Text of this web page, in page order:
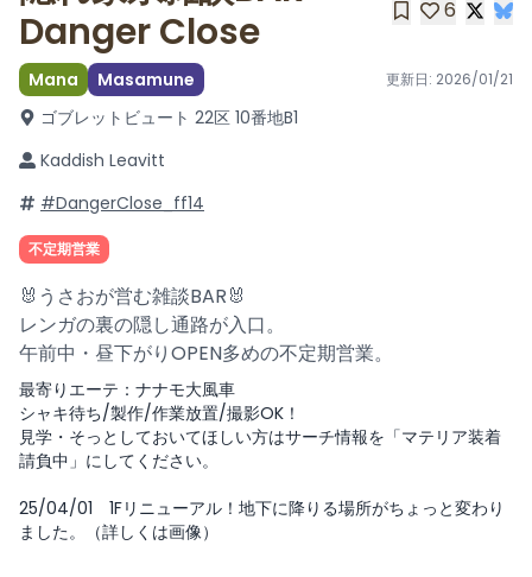
Danger Close
6
Mana Masamune 更新日: 2026/01/21
ゴブレットビュート 22区 10番地B1
Kaddish Leavitt
#DangerClose_ff14
不定期営業
🐰うさおが営む雑談BAR🐰
レンガの裏の隠し通路が入口。
午前中・昼下がりOPEN多めの不定期営業。
最寄りエーテ：ナナモ大風車
シャキ待ち/製作/作業放置/撮影OK！
見学・そっとしておいてほしい方はサーチ情報を「マテリア装着
請負中」にしてください。
25/04/01 1Fリニューアル！地下に降りる場所がちょっと変わり
ました。（詳しくは画像）